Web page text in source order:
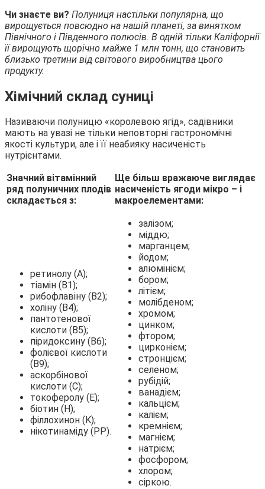
Чи знаєте ви? Полуниця настільки популярна, що
вирощується повсюдно на нашій планеті, за винятком
Північного і Південного полюсів. В одній тільки Каліфорнії
її вирощують щорічно майже 1 млн тонн, що становить
близько третини від світового виробництва цього
продукту.
Хімічний склад суниці
Називаючи полуницю «королевою ягід», садівники
мають на увазі не тільки неповторні гастрономічні
якості культури, але і її неабияку насиченість
нутрієнтами.
Значний вітамінний
ряд полуничних плодів
складається з:
Ще більш вражаюче виглядає
насиченість ягоди мікро – і
макроелементами:
ретинолу (А);
тіамін (B1);
рибофлавіну (В2);
холіну (B4);
пантотенової
кислоти (B5);
піридоксину (В6);
фолієвої кислоти
(В9);
аскорбінової
кислоти (С);
токоферолу (E);
біотин (H);
філлохинон (K);
нікотинаміду (PP).
залізом;
міддю;
марганцем;
йодом;
алюмінієм;
бором;
літієм;
молібденом;
хромом;
цинком;
фтором;
цирконієм;
стронцієм;
селеном;
рубідій;
ванадієм;
кальцієм;
калієм;
кремнієм;
магнієм;
натрієм;
фосфором;
хлором;
сіркою.